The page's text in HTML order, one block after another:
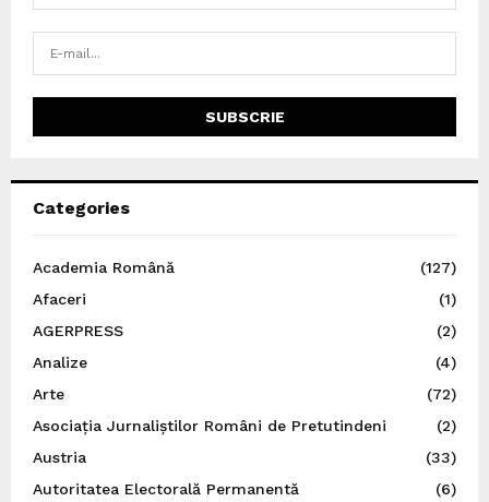
Categories
Academia Română
(127)
Afaceri
(1)
AGERPRESS
(2)
Analize
(4)
Arte
(72)
Asociația Jurnaliștilor Români de Pretutindeni
(2)
Austria
(33)
Autoritatea Electorală Permanentă
(6)